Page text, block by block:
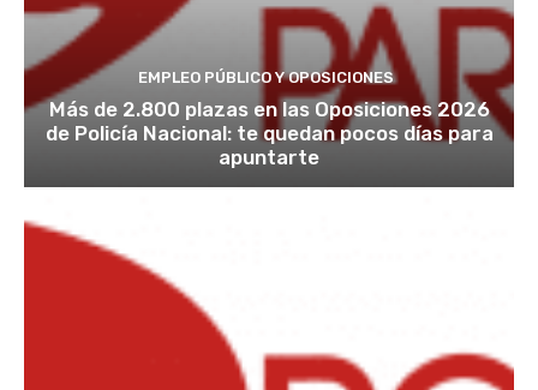
EMPLEO PÚBLICO Y OPOSICIONES
Más de 2.800 plazas en las Oposiciones 2026
de Policía Nacional: te quedan pocos días para
apuntarte